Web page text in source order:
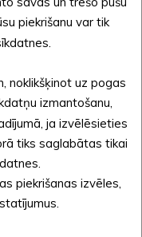
salūts
Ieeja uz visiem
maksas.
Aicinām uz vakara
pasākumiem
ierasties
rakstainos
dūraiņos.
Ja vēlies kādam
piekrišanu var tik
noklikšķinot uz pogas
izmantošanu,
ja izvēlēsieties
tiks saglabātas tikai
piekrišanas izvēles,